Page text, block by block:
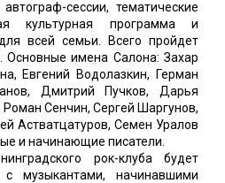
сессии, тематические
культурная программа и
всей семьи. Всего пройдет
Основные имена Салона: Захар
Евгений Водолазкин, Герман
Дмитрий Пучков, Дарья
Сенчин, Сергей Шаргунов,
Астватцатуров, Семен Уралов
и начинающие писатели.
рок-клуба будет
музыкантами, начинавшими